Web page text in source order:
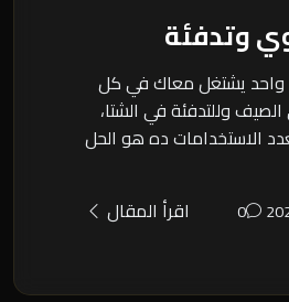
وتدفئة
واحد يشتغل معاك في كل
وللتدفئة في الشتا،
الاستخدامات ده هو الحل
0 اقرأ المقال